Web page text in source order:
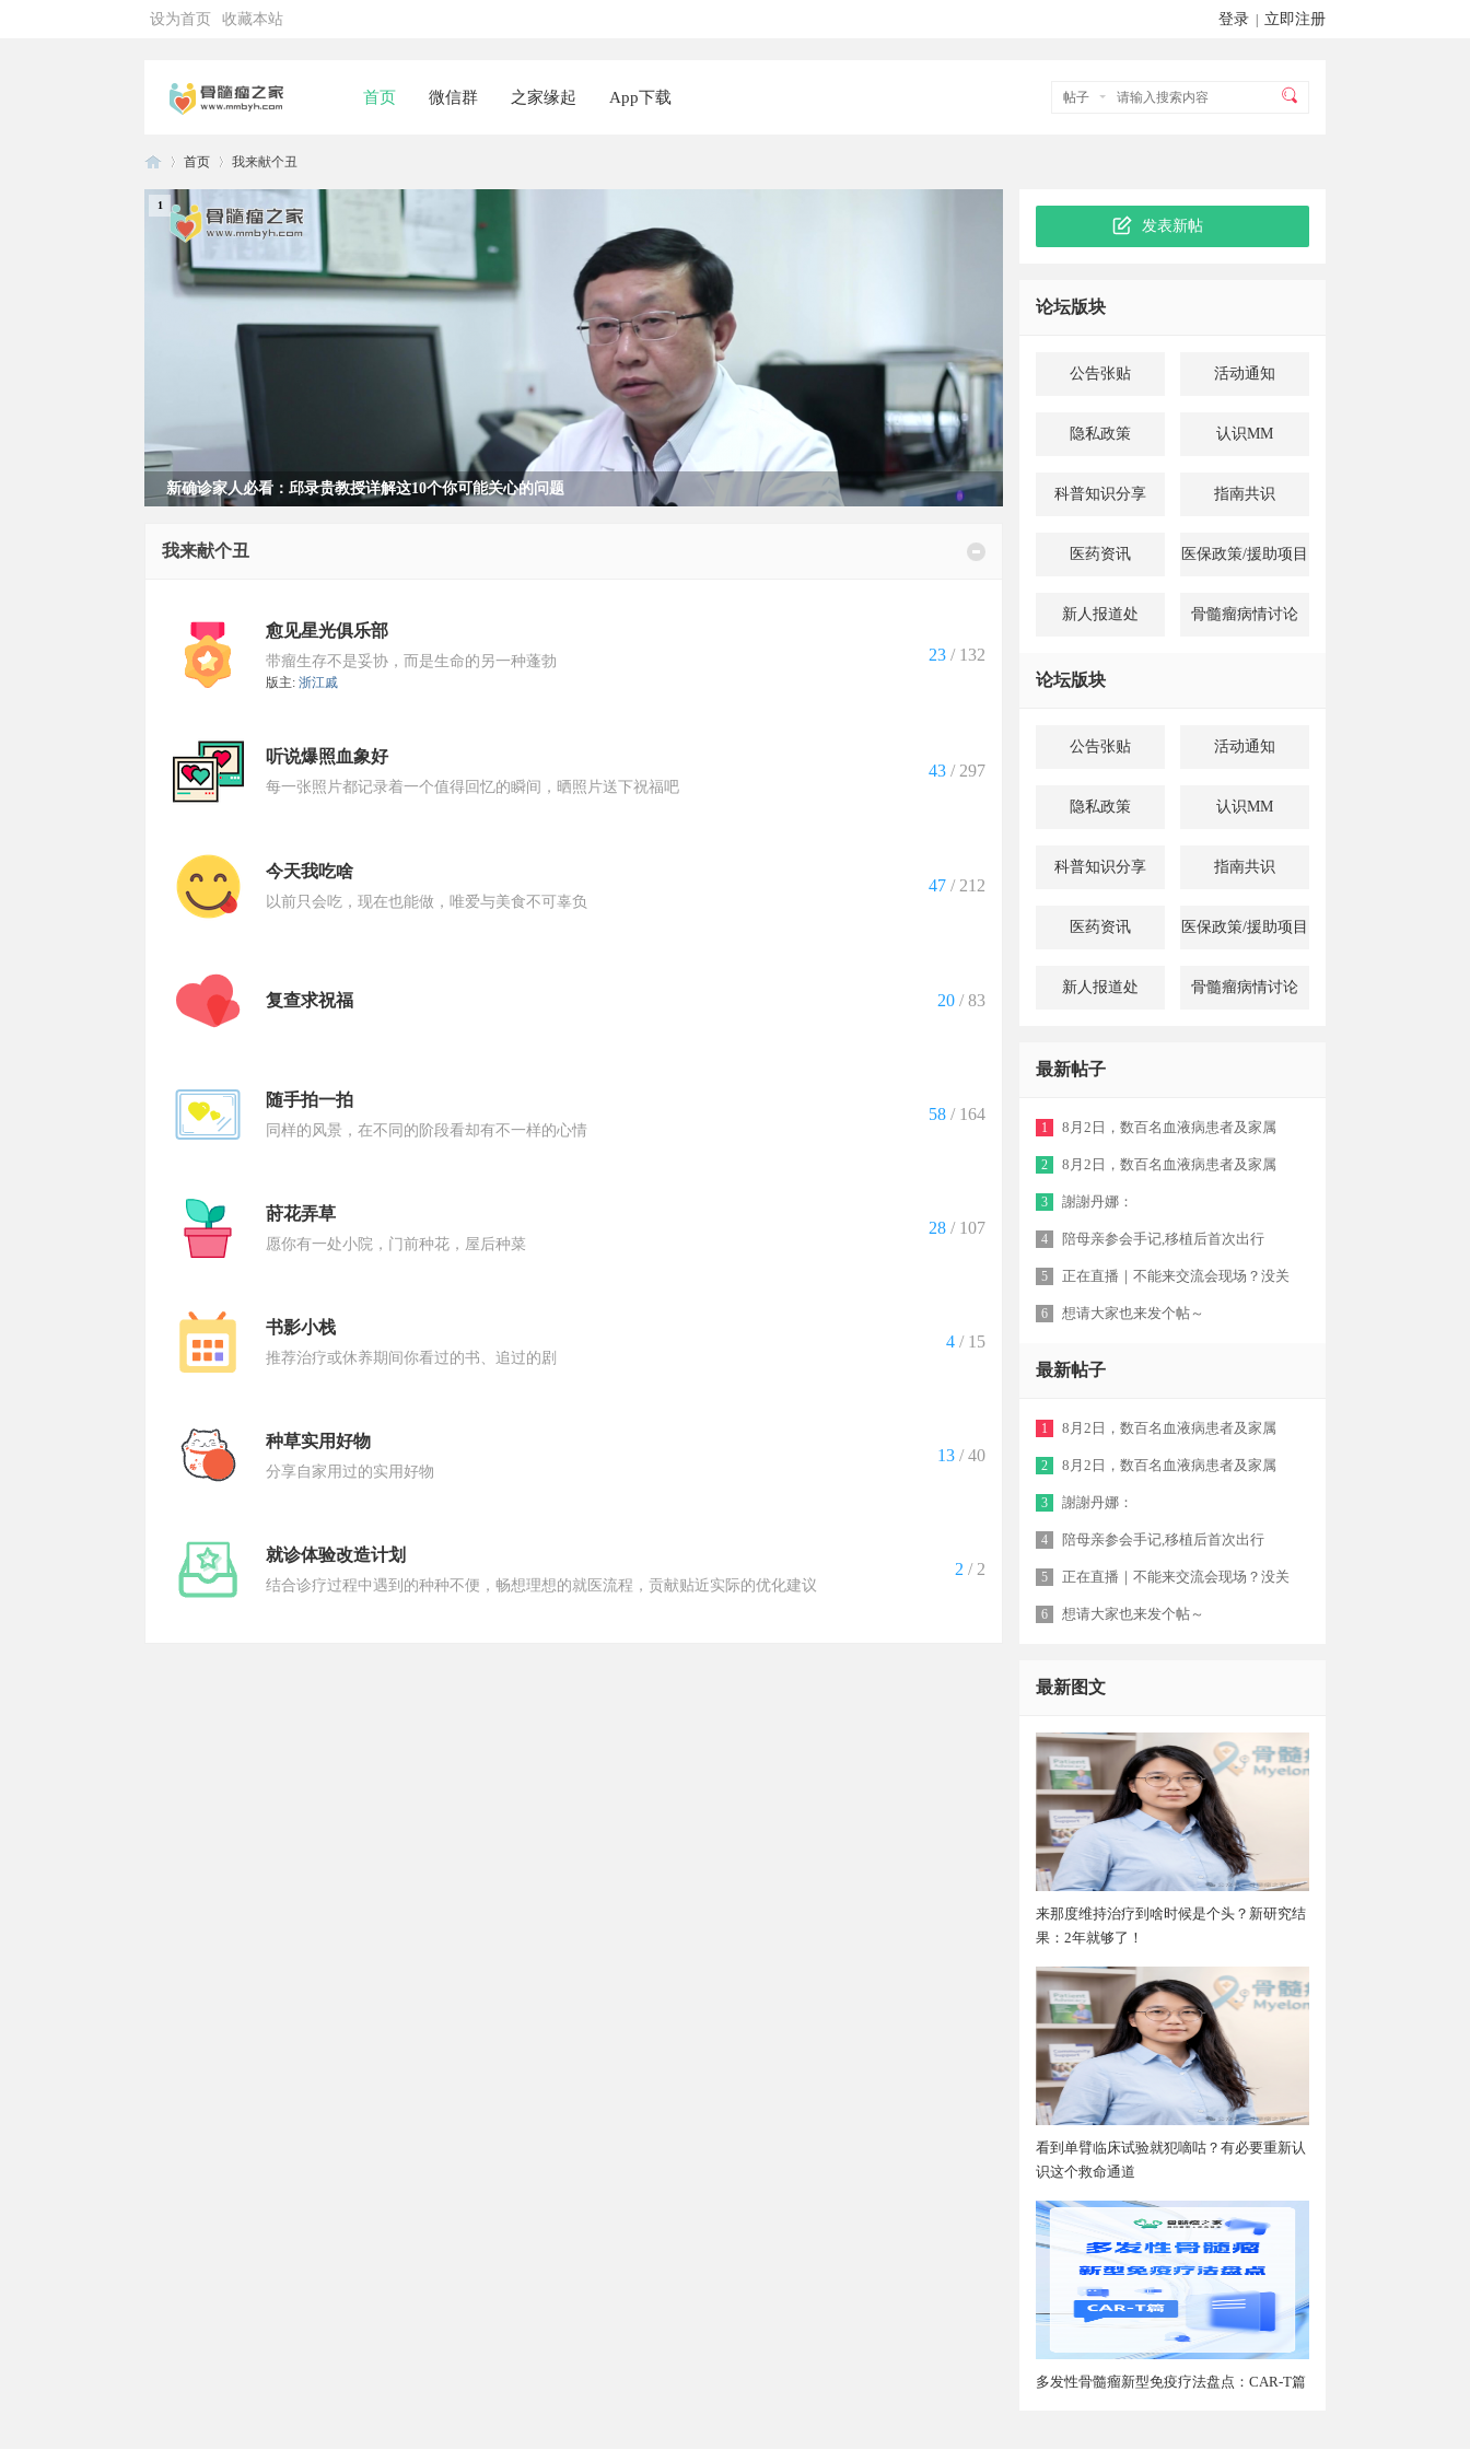
设为首页 收藏本站 登录 立即注册
帖子
首页 微信群 之家缘起 App下载
髓
首页 我来献个丑
新确诊家人必看：邱录贵教授详解这10个你可能关心的问题
1
我来献个丑
愈见星光俱乐部
带瘤生存不是妥协，而是生命的另一种蓬勃
版主: 浙江戚
23 / 132
听说爆照血象好
每一张照片都记录着一个值得回忆的瞬间，晒照片送下祝福吧
43 / 297
今天我吃啥
以前只会吃，现在也能做，唯爱与美食不可辜负
47 / 212
复查求祝福 20 / 83
随手拍一拍
同样的风景，在不同的阶段看却有不一样的心情
58 / 164
莳花弄草
愿你有一处小院，门前种花，屋后种菜
28 / 107
书影小栈
推荐治疗或休养期间你看过的书、追过的剧
4 / 15
种草实用好物
分享自家用过的实用好物
13 / 40
就诊体验改造计划
结合诊疗过程中遇到的种种不便，畅想理想的就医流程，贡献贴近实际的优化建议
2 / 2
发表新帖
论坛版块
公告张贴 活动通知
隐私政策 认识MM
科普知识分享 指南共识
医药资讯 医保政策/援助项目
新人报道处 骨髓瘤病情讨论
论坛版块
公告张贴 活动通知
隐私政策 认识MM
科普知识分享 指南共识
医药资讯 医保政策/援助项目
新人报道处 骨髓瘤病情讨论
最新帖子
1 8月2日，数百名血液病患者及家属
2 8月2日，数百名血液病患者及家属
3 謝謝丹娜：
4 陪母亲参会手记,移植后首次出行
5 正在直播｜不能来交流会现场？没关
6 想请大家也来发个帖～
最新帖子
1 8月2日，数百名血液病患者及家属
2 8月2日，数百名血液病患者及家属
3 謝謝丹娜：
4 陪母亲参会手记,移植后首次出行
5 正在直播｜不能来交流会现场？没关
6 想请大家也来发个帖～
最新图文
来那度维持治疗到啥时候是个头？新研究结
果：2年就够了！
看到单臂临床试验就犯嘀咕？有必要重新认
识这个救命通道
多发性骨髓瘤新型免疫疗法盘点：CAR-T篇